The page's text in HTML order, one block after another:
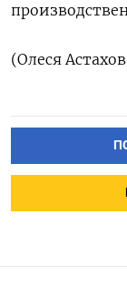
(Олеся